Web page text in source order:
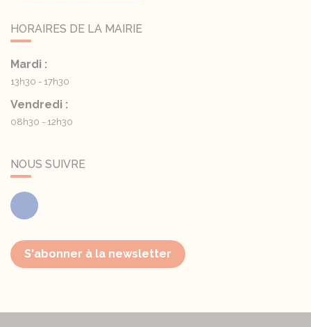
HORAIRES DE LA MAIRIE
Mardi :
13h30 - 17h30
Vendredi :
08h30 - 12h30
NOUS SUIVRE
Facebook
S'abonner à la newsletter